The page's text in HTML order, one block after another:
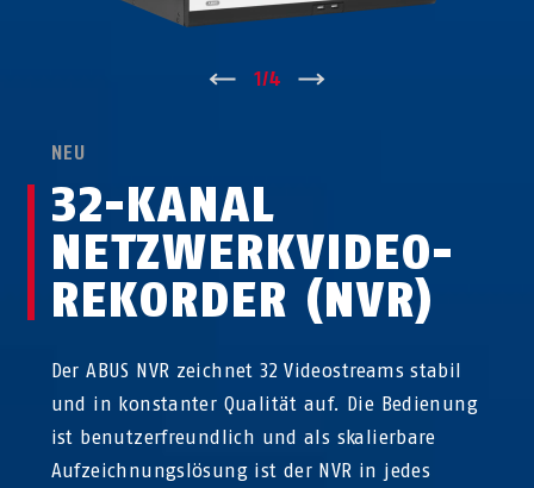
↑ 1/4
NEU
32-KANAL
NETZWERK­VIDEO­
REKORDER (NVR)
Der ABUS NVR zeichnet 32 Videostreams stabil
und in konstanter Qualität auf. Die Bedienung
ist benutzerfreundlich und als skalierbare
Aufzeichnungslösung ist der NVR in jedes